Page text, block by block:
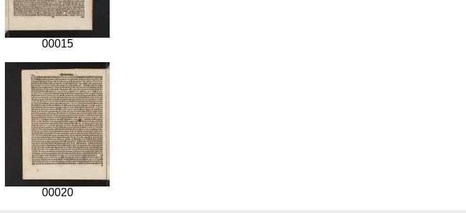
00015
00020